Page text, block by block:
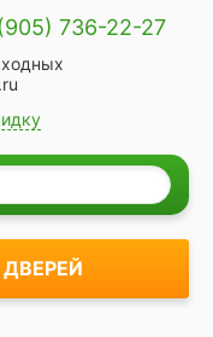
736-22-27